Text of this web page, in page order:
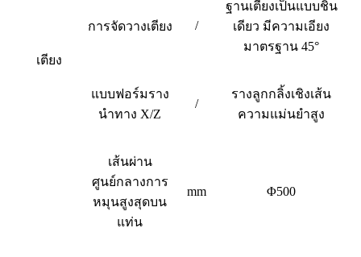
เตียง
การจัดวางเตียง /
ฐานเตียงเป็นแบบชิ้น
เดียว มีความเอียง
มาตรฐาน 45°
แบบฟอร์มราง
นำทาง X/Z
/
รางลูกกลิ้งเชิงเส้น
ความแม่นยำสูง
เส้นผ่าน
ศูนย์กลางการ
หมุนสูงสุดบน
แท่น
mm Φ500